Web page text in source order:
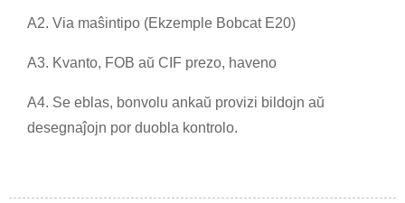
A2. Via maŝintipo (Ekzemple Bobcat E20)
A3. Kvanto, FOB aŭ CIF prezo, haveno
A4. Se eblas, bonvolu ankaŭ provizi bildojn aŭ
desegnaĵojn por duobla kontrolo.